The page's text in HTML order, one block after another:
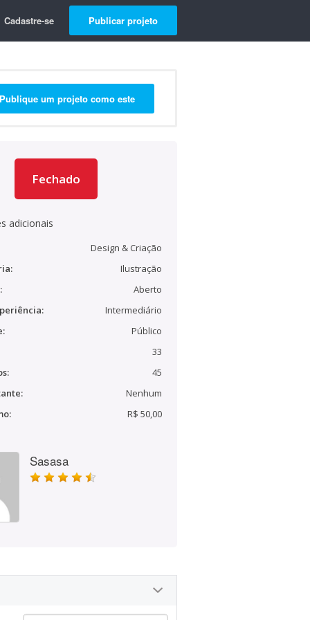
Cadastre-se Publicar projeto
Publique um projeto como este
Fechado
adicionais
Design & Criação
Ilustração
Aberto
Intermediário
Público
33
45
Nenhum
R$ 50,00
Sasasa